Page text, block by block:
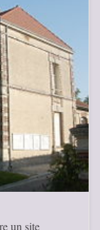
un site